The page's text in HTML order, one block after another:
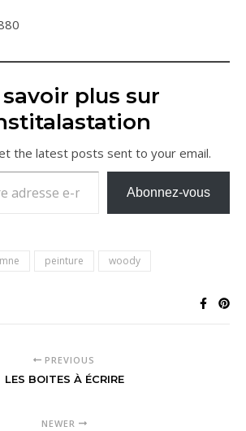
savoir plus sur
the latest posts sent to your email.
e-mail…
Abonnez-vous
peinture woody
PREVIOUS
LES BOITES À ÉCRIRE
NEWER